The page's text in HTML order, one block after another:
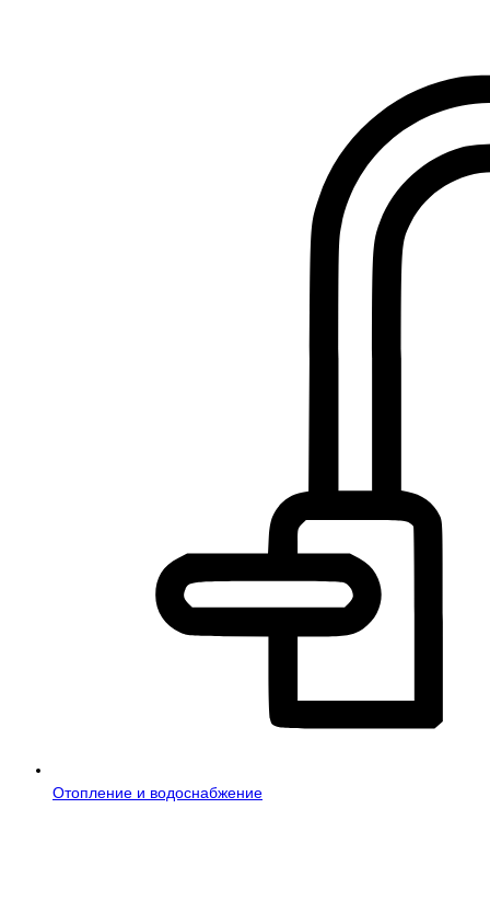
Отопление и водоснабжение